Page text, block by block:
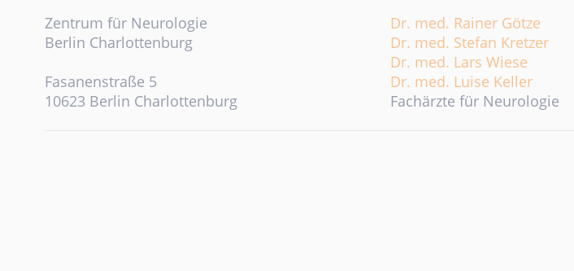
Zentrum für Neurologie
Berlin Charlottenburg
Fasanenstraße 5
10623 Berlin Charlottenburg
Dr. med. Rainer Götze
Dr. med. Stefan Kretzer
Dr. med. Lars Wiese
Dr. med. Luise Keller
Fachärzte für Neurologie